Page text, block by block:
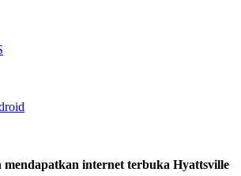
mendapatkan internet terbuka Hyattsville